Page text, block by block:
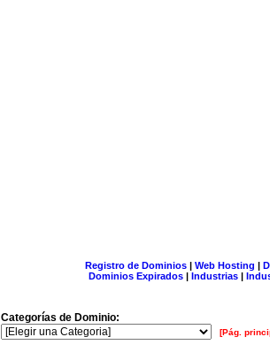
Registro de Dominios| Web Hosting |
Dominios Expirados | Industrias |
Categorías de Dominio:
[Pág.